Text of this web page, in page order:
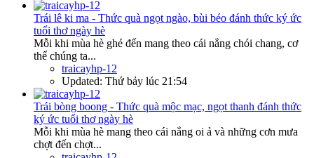
Trái lê ki ma - Thức quà ngọt ngào, bùi béo đánh thức ký ức
tuổi thơ ngày hè
Mỗi khi mùa hè ghé đến mang theo cái nắng chói chang, cơ
thể chúng ta...
traicayhp-12
Updated: Thứ bảy lúc 21:54
Trái bòng boong - Thức quà mộc mạc, ngọt thanh đánh thức
ký ức tuổi thơ ngày hè
Mỗi khi mùa hè mang theo cái nắng oi ả và những cơn mưa
chợt đến chợt...